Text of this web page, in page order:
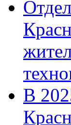
В